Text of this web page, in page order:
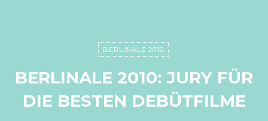
BERLINALE 2010
BERLINALE 2010: JURY FÜR
DIE BESTEN DEBÜTFILME